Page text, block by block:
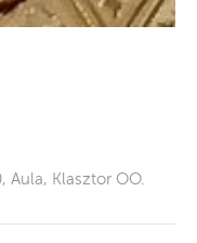
Aula, Klasztor OO.